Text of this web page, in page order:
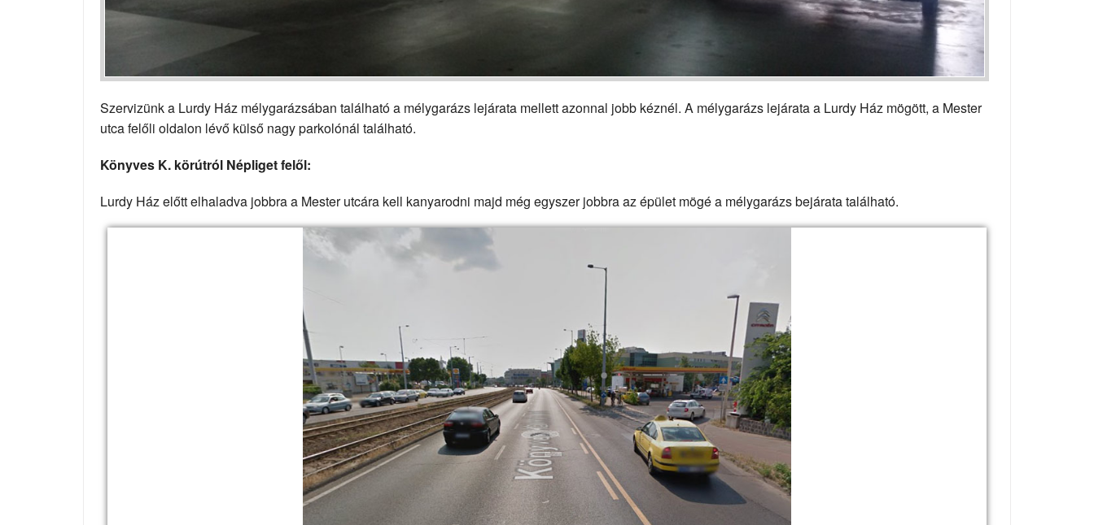
Szervizünk a Lurdy Ház mélygarázsában található a mélygarázs lejárata mellett azonnal jobb kéznél. A mélygarázs lejárata a Lurdy Ház mögött, a Mester
utca felőli oldalon lévő külső nagy parkolónál található.
Könyves K. körútról Népliget felől:
Lurdy Ház előtt elhaladva jobbra a Mester utcára kell kanyarodni majd még egyszer jobbra az épület mögé a mélygarázs bejárata található.